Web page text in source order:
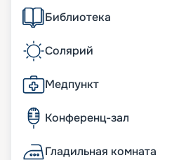
Библиотека
Солярий
Медпункт
Конференц-зал
Гладильная комната